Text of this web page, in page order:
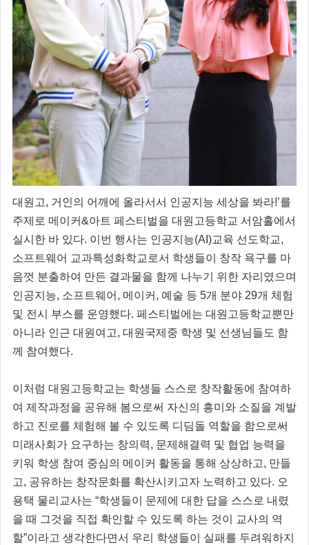
대원고, 거인의 어깨에 올라서서 인공지능 세상을 봐라!’를
주제로 메이커&아트 페스티벌을 대원고등학교 서암홀에서
실시한 바 있다. 이번 행사는 인공지능(AI)교육 선도학교,
소프트웨어 교과특성화학교로서 학생들이 창작 욕구를 마
음껏 분출하여 만든 결과물을 함께 나누기 위한 자리였으며
인공지능, 소프트웨어, 메이커, 예술 등 5개 분야 29개 체험
및 전시 부스를 운영했다. 페스티벌에는 대원고등학교뿐만
아니라 인근 대원여고, 대원국제중 학생 및 선생님들도 함
께 참여했다.
이처럼 대원고등학교는 학생들 스스로 창작활동에 참여하
여 제작과정을 공유해 봄으로써 자신의 흥미와 소질을 계발
하고 진로를 체험해 볼 수 있도록 디딤돌 역할을 함으로써
미래사회가 요구하는 창의력, 문제해결력 및 협업 능력을
키워 학생 참여 중심의 메이커 활동을 통해 상상하고, 만들
고, 공유하는 창작문화를 확산시키고자 노력하고 있다. 오
용택 물리교사는 “학생들이 문제에 대한 답을 스스로 내렸
을 때 그것을 직접 확인할 수 있도록 하는 것이 교사의 역
할”이라고 생각한다면서 우리 학생들이 실패를 두려워하지